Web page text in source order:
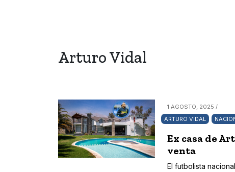
Arturo Vidal
1 AGOSTO, 2025 /
ARTURO VIDAL
Ex casa de
venta
El futbolista